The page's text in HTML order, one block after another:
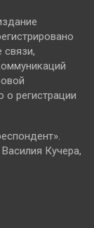
о регистрации
Кучера,